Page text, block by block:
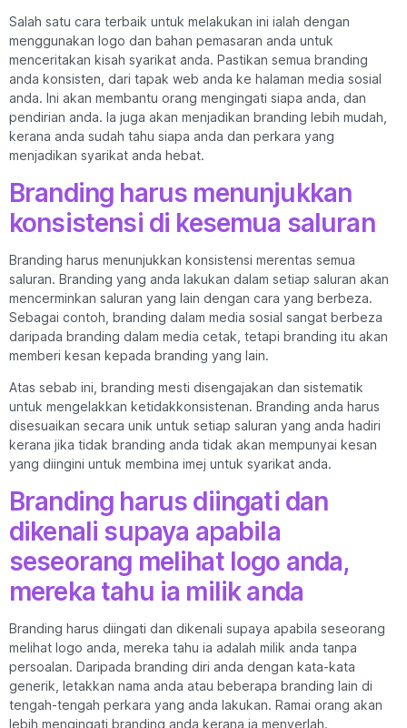
Salah satu cara terbaik untuk melakukan ini ialah dengan
menggunakan logo dan bahan pemasaran anda untuk
menceritakan kisah syarikat anda. Pastikan semua branding
anda konsisten, dari tapak web anda ke halaman media sosial
anda. Ini akan membantu orang mengingati siapa anda, dan
pendirian anda. Ia juga akan menjadikan branding lebih mudah,
kerana anda sudah tahu siapa anda dan perkara yang
menjadikan syarikat anda hebat.
Branding harus menunjukkan
konsistensi di kesemua saluran
Branding harus menunjukkan konsistensi merentas semua
saluran. Branding yang anda lakukan dalam setiap saluran akan
mencerminkan saluran yang lain dengan cara yang berbeza.
Sebagai contoh, branding dalam media sosial sangat berbeza
daripada branding dalam media cetak, tetapi branding itu akan
memberi kesan kepada branding yang lain.
Atas sebab ini, branding mesti disengajakan dan sistematik
untuk mengelakkan ketidakkonsistenan. Branding anda harus
disesuaikan secara unik untuk setiap saluran yang anda hadiri
kerana jika tidak branding anda tidak akan mempunyai kesan
yang diingini untuk membina imej untuk syarikat anda.
Branding harus diingati dan
dikenali supaya apabila
seseorang melihat logo anda,
mereka tahu ia milik anda
Branding harus diingati dan dikenali supaya apabila seseorang
melihat logo anda, mereka tahu ia adalah milik anda tanpa
persoalan. Daripada branding diri anda dengan kata-kata
generik, letakkan nama anda atau beberapa branding lain di
tengah-tengah perkara yang anda lakukan. Ramai orang akan
lebih mengingati branding anda kerana ia menyerlah.